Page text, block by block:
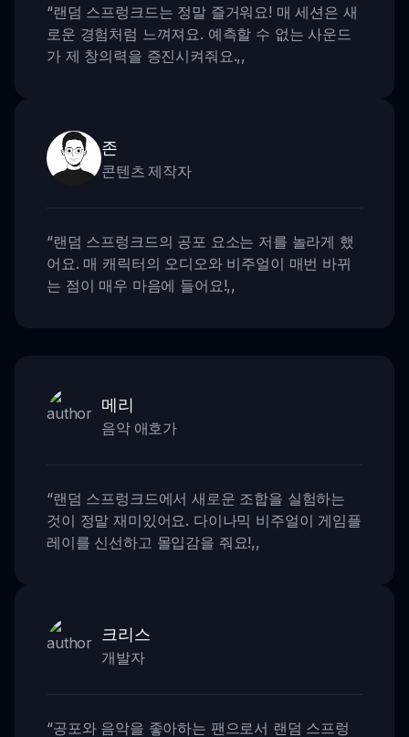
“랜덤 스프렁크드는 정말 즐거워요! 매 세션은 새
로운 경험처럼 느껴져요. 예측할 수 없는 사운드
가 제 창의력을 증진시켜줘요.,,
존
콘텐츠 제작자
“랜덤 스프렁크드의 공포 요소는 저를 놀라게 했
어요. 매 캐릭터의 오디오와 비주얼이 매번 바뀌
는 점이 매우 마음에 들어요!,,
메리
음악 애호가
“랜덤 스프렁크드에서 새로운 조합을 실험하는
것이 정말 재미있어요. 다이나믹 비주얼이 게임플
레이를 신선하고 몰입감을 줘요!,,
크리스
개발자
“공포와 음악을 좋아하는 팬으로서 랜덤 스프렁